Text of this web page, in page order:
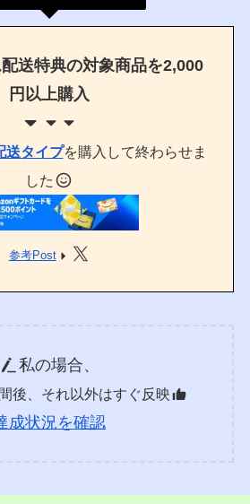
配送特典の対象商品を2,000
円以上購入
送タイプを購入して終わらせま
した
参考Post
私の場合、
後、それ以外はすぐ反映
成状況を確認